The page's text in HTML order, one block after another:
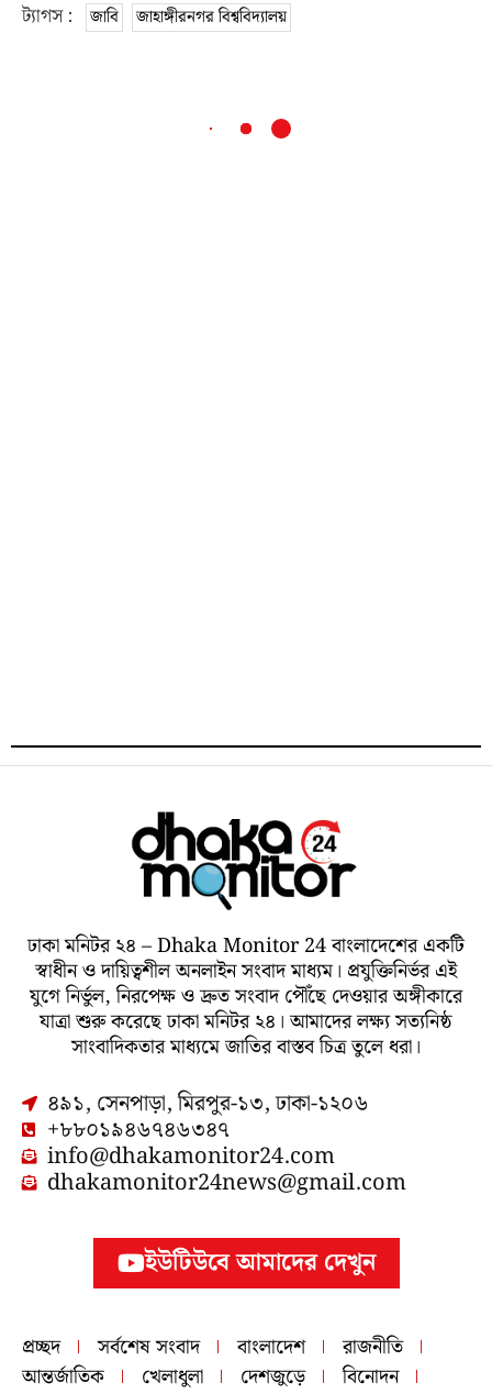
ট্যাগস : জাবি জাহাঙ্গীরনগর বিশ্ববিদ্যালয়
ঢাকা মনিটর ২৪ – Dhaka Monitor 24 বাংলাদেশের একটি
স্বাধীন ও দায়িত্বশীল অনলাইন সংবাদ মাধ্যম। প্রযুক্তিনির্ভর এই
যুগে নির্ভুল, নিরপেক্ষ ও দ্রুত সংবাদ পৌঁছে দেওয়ার অঙ্গীকারে
যাত্রা শুরু করেছে ঢাকা মনিটর ২৪। আমাদের লক্ষ্য সত্যনিষ্ঠ
সাংবাদিকতার মাধ্যমে জাতির বাস্তব চিত্র তুলে ধরা।
৪৯১, সেনপাড়া, মিরপুর-১৩, ঢাকা-১২০৬
+৮৮০১৯৪৬৭৪৬৩৪৭
info@dhakamonitor24.com
dhakamonitor24news@gmail.com
ইউটিউবে আমাদের দেখুন
প্রচ্ছদ সর্বশেষ সংবাদ বাংলাদেশ
রাজনীতি
আন্তর্জাতিক
খেলাধুলা দেশজুড়ে
বিনোদন